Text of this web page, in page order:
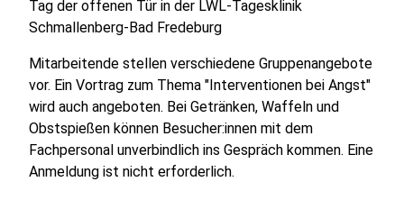
Tag der offenen Tür in der LWL-Tagesklinik
Schmallenberg-Bad Fredeburg
Mitarbeitende stellen verschiedene Gruppenangebote
vor. Ein Vortrag zum Thema "Interventionen bei Angst"
wird auch angeboten. Bei Getränken, Waffeln und
Obstspießen können Besucher:innen mit dem
Fachpersonal unverbindlich ins Gespräch kommen. Eine
Anmeldung ist nicht erforderlich.